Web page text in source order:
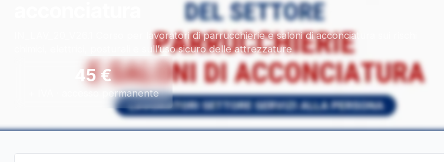
IN_LAV_20_V26.1 Corso per lavoratori di parrucchierie e saloni di acconciatura sui rischi
chimici, elettrici, posturali e sull’uso sicuro delle attrezzature
45€
+ IVA · accesso permanente